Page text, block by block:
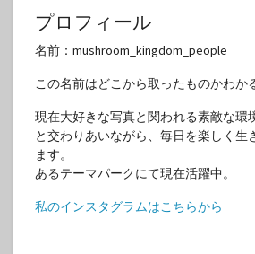
プロフィール
名前：mushroom_kingdom_people
この名前はどこから取ったものかわか
現在大好きな写真と関われる素敵な環
と交わりあいながら、毎日を楽しく生
ます。
あるテーマパークにて現在活躍中。
私のインスタグラムはこちらから